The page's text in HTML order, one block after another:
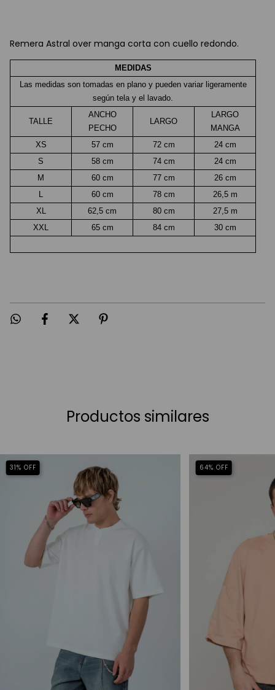
Remera Astral over manga corta con cuello redondo.
MEDIDAS
Las medidas son tomadas en plano y pueden variar ligeramente
según tela y el lavado.
TALLE
ANCHO
PECHO
LARGO
LARGO
MANGA
XS
57 cm 72 cm
24 cm
S
58 cm 74 cm
24 cm
M
60 cm 77 cm
26 cm
60 cm 78 cm
26,5 m
XL
62,5 cm 80 cm
27,5 m
XXL
65 cm 84 cm 30 cm
Productos similares
31% OFF 64% OFF